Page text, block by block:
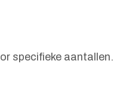
specifieke aantallen.